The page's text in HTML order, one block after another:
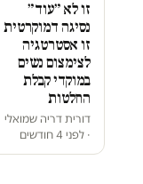
זו לא ״עוד״
נסיגה דמוקרטית
זו אסטרטגיה
לצימצום נשים
במוקדי קבלת
החלטות
דורית דריה שמואלי
· לפני 4 חודשים